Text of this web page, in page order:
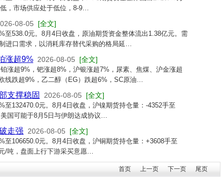
，市场供应处于低位，8-9…
08-05 [全文]
至538.0元。8月4日收盘，原油期货资金整体流出1.38亿元。需
进口需求，以消耗库存替代采购的格局延…
涨超9% 2026-08-05 [全文]
涨超9%，钯涨超8%，沪银涨超7%，尿素、焦煤、沪金涨超
线跌超9%，乙二醇（EG）跌超6%，SC原油…
支撑稳固 2026-08-05 [全文]
132470.0元。8月4日收盘，沪镍期货持仓量：-4352手至
国可能于8月5日与伊朗达成协议…
走强 2026-08-05 [全文]
106650.0元。8月4日收盘，沪铜期货持仓量：+3608手至
/吨，盘面上行下游采买意愿…
首页 上一页 下一页 尾页